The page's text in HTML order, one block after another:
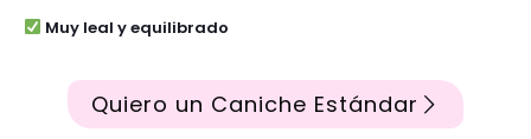
Muy leal y equilibrado
Quiero un Caniche Estándar